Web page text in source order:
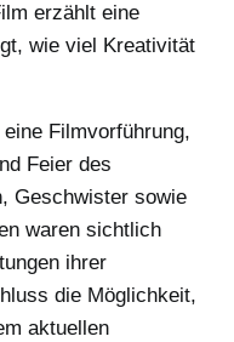
erzählt eine
wie viel Kreativität
Filmvorführung,
Feier des
Geschwister sowie
waren sichtlich
ihrer
die Möglichkeit,
aktuellen